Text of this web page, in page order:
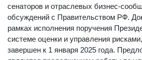
сенаторов и отраслевых бизнес-
обсуждений с Правительством РФ.
рамках исполнения поручения
системе оценки и управления
завершен к 1 января 2025 года.